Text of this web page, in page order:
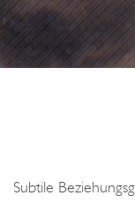
Subtile